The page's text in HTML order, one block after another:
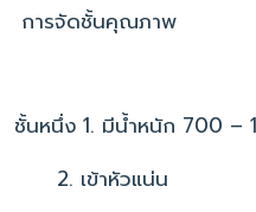
การจัดชั้นคุณภาพ
ชั้นหนึ่ง 1. มีน้ำหนัก 700 –
2. เข้าหัวแน่น